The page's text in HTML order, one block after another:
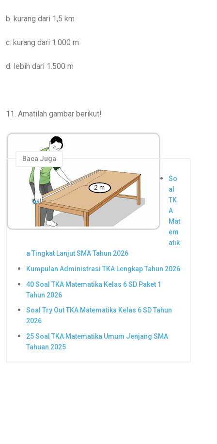
b. kurang dari 1,5 km
c. kurang dari 1.000 m
d. lebih dari 1.500 m
11. Amatilah gambar berikut!
Baca Juga
So
al
TK
A
Mat
em
atik
a Tingkat Lanjut SMA Tahun 2026
Kumpulan Administrasi TKA Lengkap Tahun 2026
40 Soal TKA Matematika Kelas 6 SD Paket 1
Tahun 2026
Soal Try Out TKA Matematika Kelas 6 SD Tahun
2026
25 Soal TKA Matematika Umum Jenjang SMA
Tahuan 2025